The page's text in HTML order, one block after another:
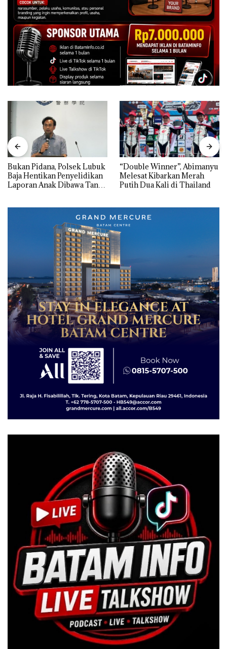
Bukan Pidana, Polsek Lubuk
Baja Hentikan Penyelidikan
Laporan Anak Dibawa Tanpa
“Double Winner”, Abimanyu
Melesat Kibarkan Merah
Putih Dua Kali di Thailand